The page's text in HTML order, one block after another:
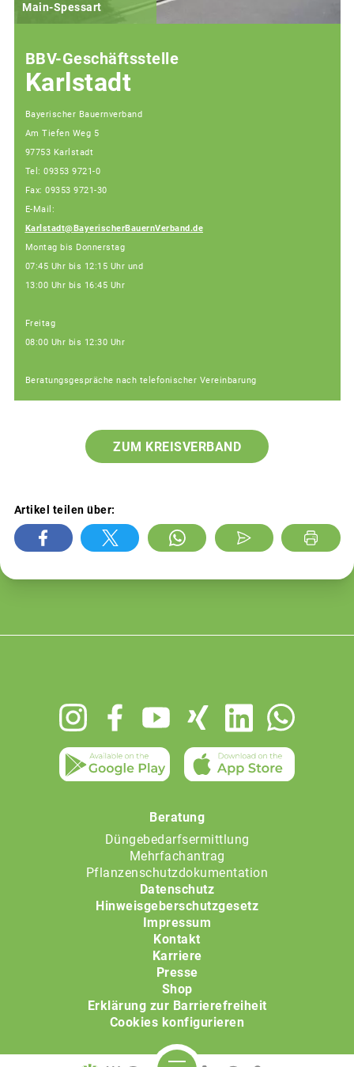
Main-Spessart
BBV-Geschäftsstelle
Karlstadt
Bayerischer Bauernverband
Am Tiefen Weg 5
97753 Karlstadt
Tel: 09353 9721-0
Fax: 09353 9721-30
E-Mail:
Karlstadt@BayerischerBauernVerband.de
Montag bis Donnerstag
07:45 Uhr bis 12:15 Uhr und
13:00 Uhr bis 16:45 Uhr
Freitag
08:00 Uhr bis 12:30 Uhr
Beratungsgespräche nach telefonischer Vereinbarung
ZUM KREISVERBAND
Artikel teilen über:
Beratung
Düngebedarfsermittlung
Mehrfachantrag
Pflanzenschutzdokumentation
Datenschutz
Hinweisgeberschutzgesetz
Impressum
Kontakt
Karriere
Presse
Shop
Erklärung zur Barrierefreiheit
Cookies konfigurieren